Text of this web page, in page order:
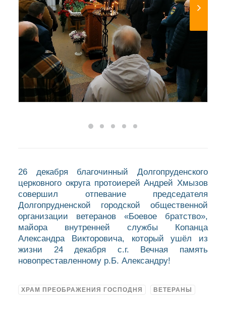
26 декабря благочинный Долгопруденского
церковного округа протоиерей Андрей Хмызов
совершил отпевание председателя
Долгопрудненской городской общественной
организации ветеранов «Боевое братство»,
майора внутренней службы Копанца
Александра Викторовича, который ушёл из
жизни 24 декабря с.г. Вечная память
новопреставленному р.Б. Александру!
ХРАМ ПРЕОБРАЖЕНИЯ ГОСПОДНЯ ВЕТЕРАНЫ